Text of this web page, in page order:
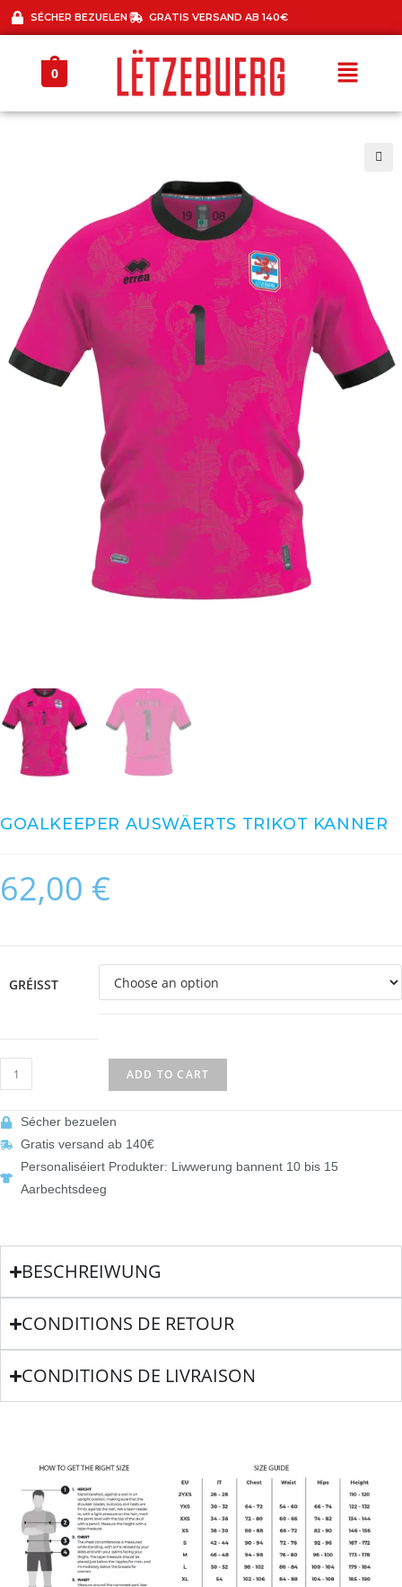
SÉCHER BEZUELEN GRATIS VERSAND AB 140€
0
GOALKEEPER AUSWÄERTS TRIKOT KANNER
62,00 €
GRÉISST
ADD TO CART
Sécher bezuelen
Gratis versand ab 140€
Personaliséiert Produkter: Liwwerung bannent 10 bis 15
Aarbechtsdeeg
BESCHREIWUNG
CONDITIONS DE RETOUR
CONDITIONS DE LIVRAISON